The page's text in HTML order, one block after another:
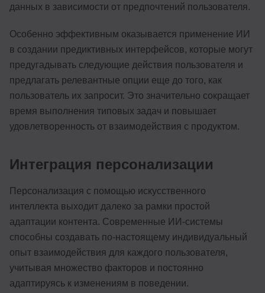
данных в зависимости от предпочтений пользователя.
Особенно эффективным оказывается применение ИИ
в создании предиктивных интерфейсов, которые могут
предугадывать следующие действия пользователя и
предлагать релевантные опции еще до того, как
пользователь их запросит. Это значительно сокращает
время выполнения типовых задач и повышает
удовлетворенность от взаимодействия с продуктом.
Интеграция персонализации
Персонализация с помощью искусственного
интеллекта выходит далеко за рамки простой
адаптации контента. Современные ИИ-системы
способны создавать по-настоящему индивидуальный
опыт взаимодействия для каждого пользователя,
учитывая множество факторов и постоянно
адаптируясь к изменениям в поведении.